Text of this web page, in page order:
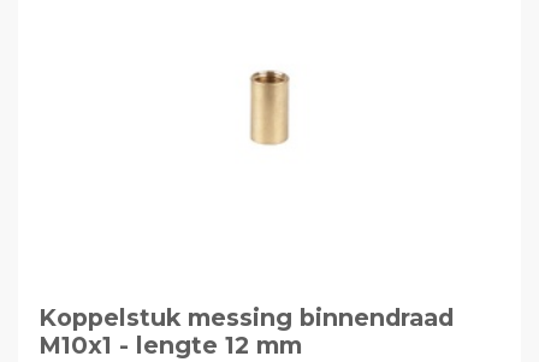
Koppelstuk messing binnendraad
M10x1 - lengte 12 mm